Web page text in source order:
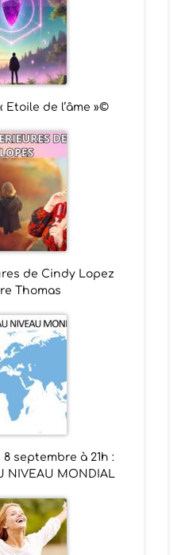
Etoile de l’âme »©
de Cindy Lopez
Thomas
septembre à 21h :
NIVEAU MONDIAL